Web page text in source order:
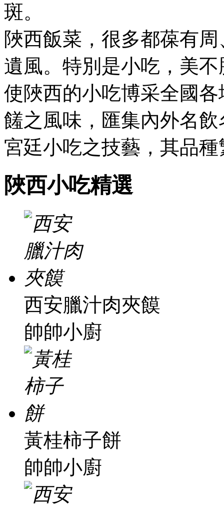
斑。
陜西飯菜，很多都葆有周
遺風。特別是小吃
使陜西的小吃博采全國各
饈之風味，匯集內外名
宮廷小吃之技藝，其品種
陜西小吃精選
西安臘汁肉夾饃
帥帥小廚
黃桂柿子餅
帥帥小廚